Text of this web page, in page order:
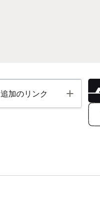
追加のリンク Toggle